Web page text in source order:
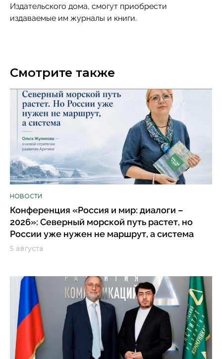
Издательского дома, смогут приобрести
издаваемые им журналы и книги.
Смотрите также
НОВОСТИ
Конференция «Россия и мир: диалоги –
2026»: Северный морской путь растет, но
России уже нужен не маршрут, а система
5 августа